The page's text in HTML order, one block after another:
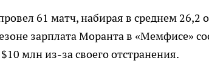
61 матч, набирая в среднем 26,2
зарплата Моранта в «Мемфисе»
млн из-за своего отстранения.